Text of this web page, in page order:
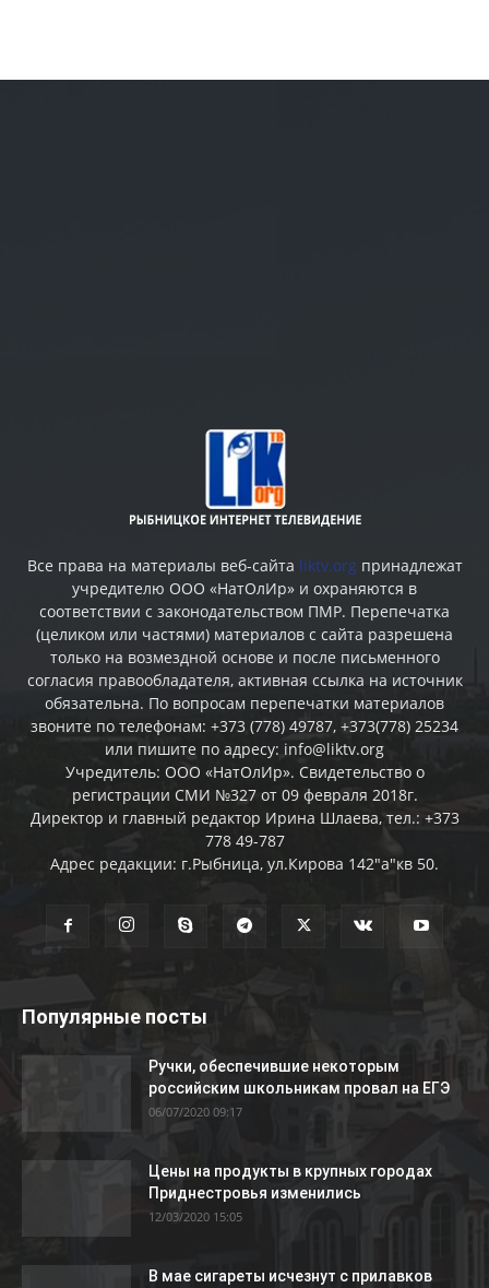
Все права на материалы веб-сайта liktv.org принадлежат
учредителю ООО «НатОлИр» и охраняются в
соответствии с законодательством ПМР. Перепечатка
(целиком или частями) материалов c сайта разрешена
только на возмездной основе и после письменного
согласия правообладателя, активная ссылка на источник
обязательна. По вопросам перепечатки материалов
звоните по телефонам: +373 (778) 49787, +373(778) 25234
или пишите по адресу: info@liktv.org
Учредитель: ООО «НатОлИр». Свидетельство о
регистрации СМИ №327 от 09 февраля 2018г.
Директор и главный редактор Ирина Шлаева, тел.: +373
778 49-787
Адрес редакции: г.Рыбница, ул.Кирова 142"а"кв 50.
Популярные посты
Ручки, обеспечившие некоторым
российским школьникам провал на ЕГЭ
06/07/2020 09:17
Цены на продукты в крупных городах
Приднестровья изменились
12/03/2020 15:05
В мае сигареты исчезнут с прилавков